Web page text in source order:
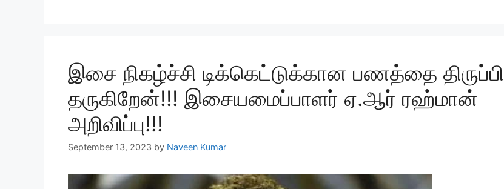
இசை நிகழ்ச்சி டிக்கெட்டுக்கான பணத்தை திருப்பி
தருகிறேன்!!! இசையமைப்பாளர் ஏ.ஆர் ரஹ்மான்
அறிவிப்பு!!!
September 13, 2023 by Naveen Kumar